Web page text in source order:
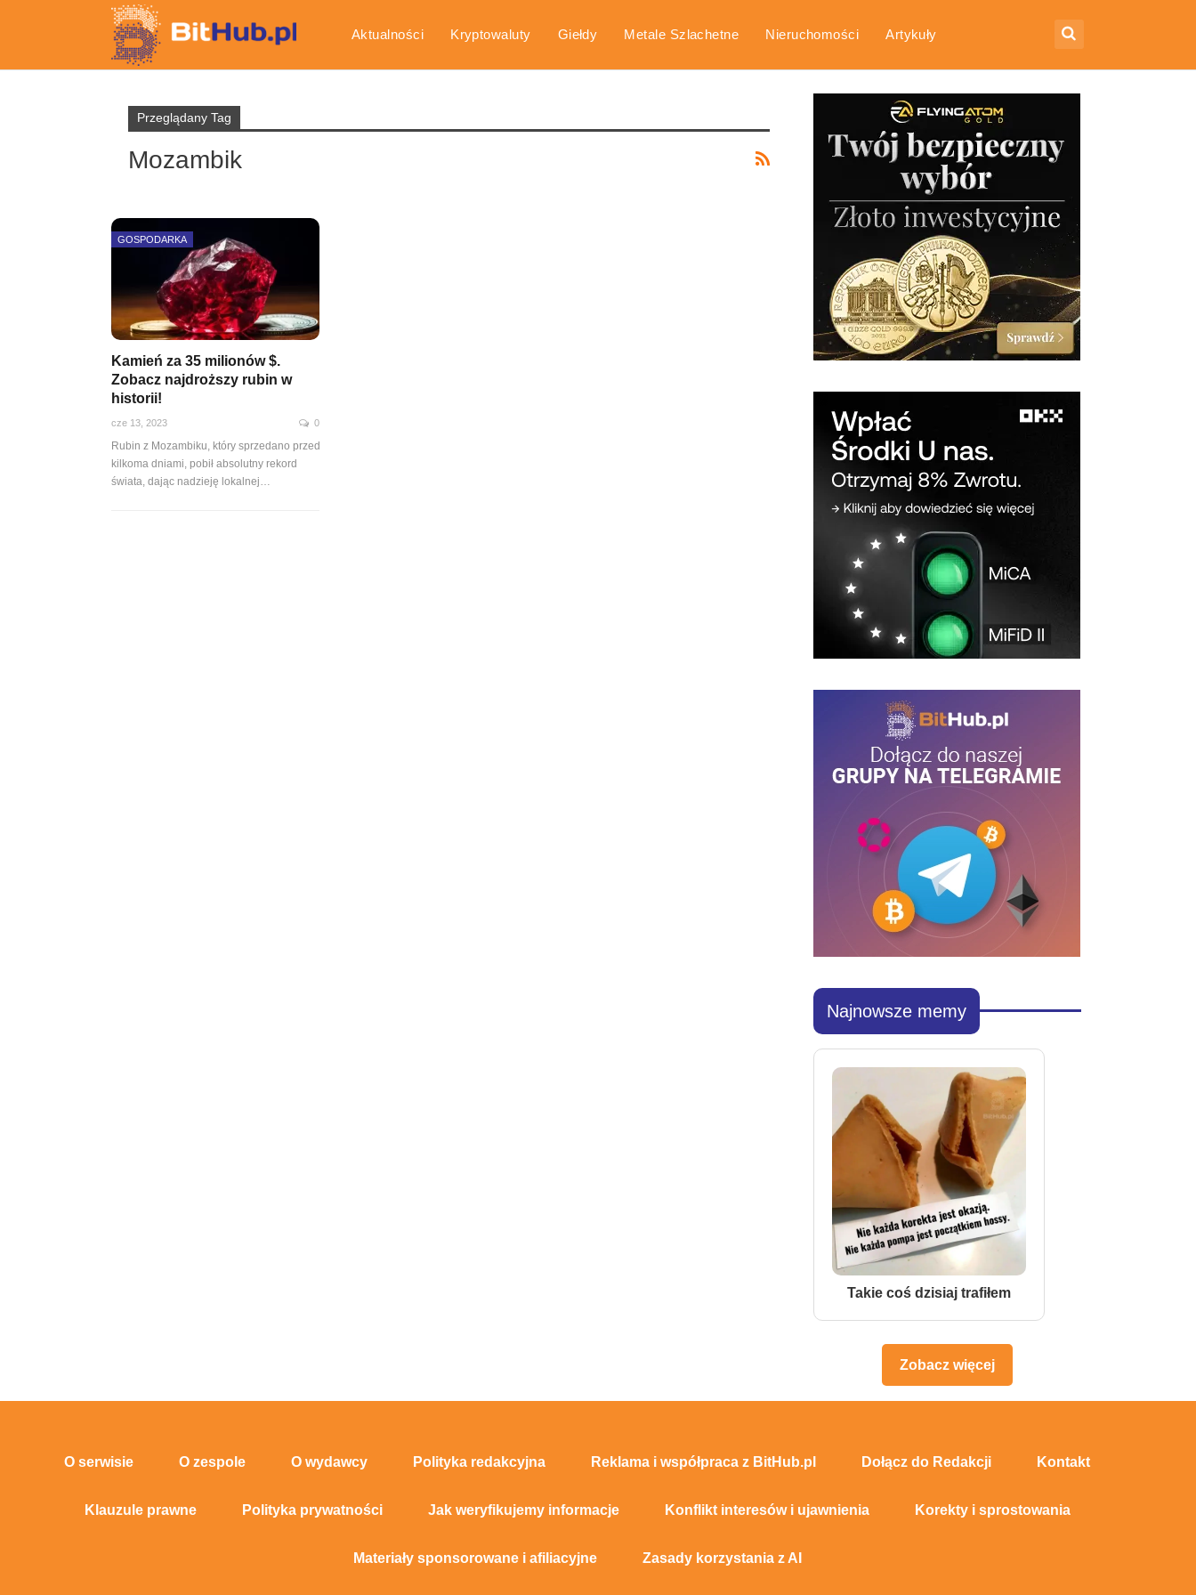
Aktualności Kryptowaluty Giełdy Metale Szlachetne Nieruchomości Artykuły
Przeglądany Tag
Mozambik
GOSPODARKA
Kamień za 35 milionów $.
Zobacz najdroższy rubin w
historii!
cze 13, 2023 0
Rubin z Mozambiku, który sprzedano przed
kilkoma dniami, pobił absolutny rekord
świata, dając nadzieję lokalnej…
Najnowsze memy
Takie coś dzisiaj trafiłem
Zobacz więcej
O serwisie O zespole O wydawcy Polityka redakcyjna Reklama i współpraca z BitHub.pl Dołącz do Redakcji Kontakt
Klauzule prawne Polityka prywatności Jak weryfikujemy informacje Konflikt interesów i ujawnienia Korekty i sprostowania
Materiały sponsorowane i afiliacyjne Zasady korzystania z AI